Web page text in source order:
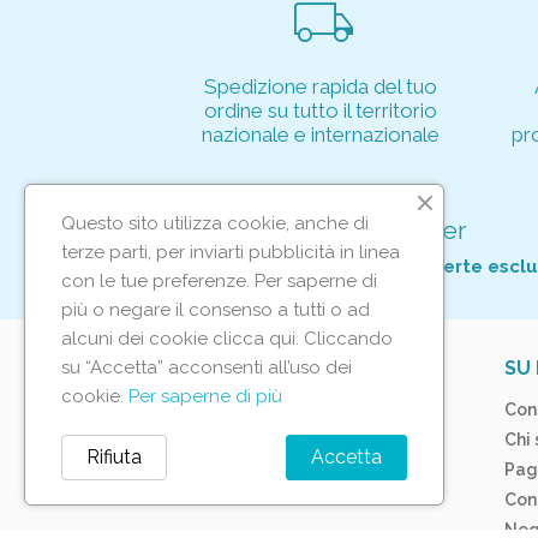
local_shipping
Spedizione rapida del tuo
ordine su tutto il territorio
nazionale e internazionale
Iscriviti alla nostra newsletter
Per non perderti tutte le nostre offerte
IL TUO ACCOUNT
Tracciamento ordine
Accedi
SU
Chi
Questo sito utilizza cookie, anche di
terze parti, per inviarti pubblicità in linea
con le tue preferenze. Per saperne di
più o negare il consenso a tutti o ad
alcuni dei cookie clicca qui. Cliccando
su “Accetta” acconsenti all’uso dei
cookie. Per saperne di più
Accetta
Rifiuta